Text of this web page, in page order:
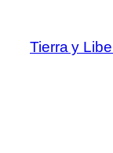
contenido
Tierra y